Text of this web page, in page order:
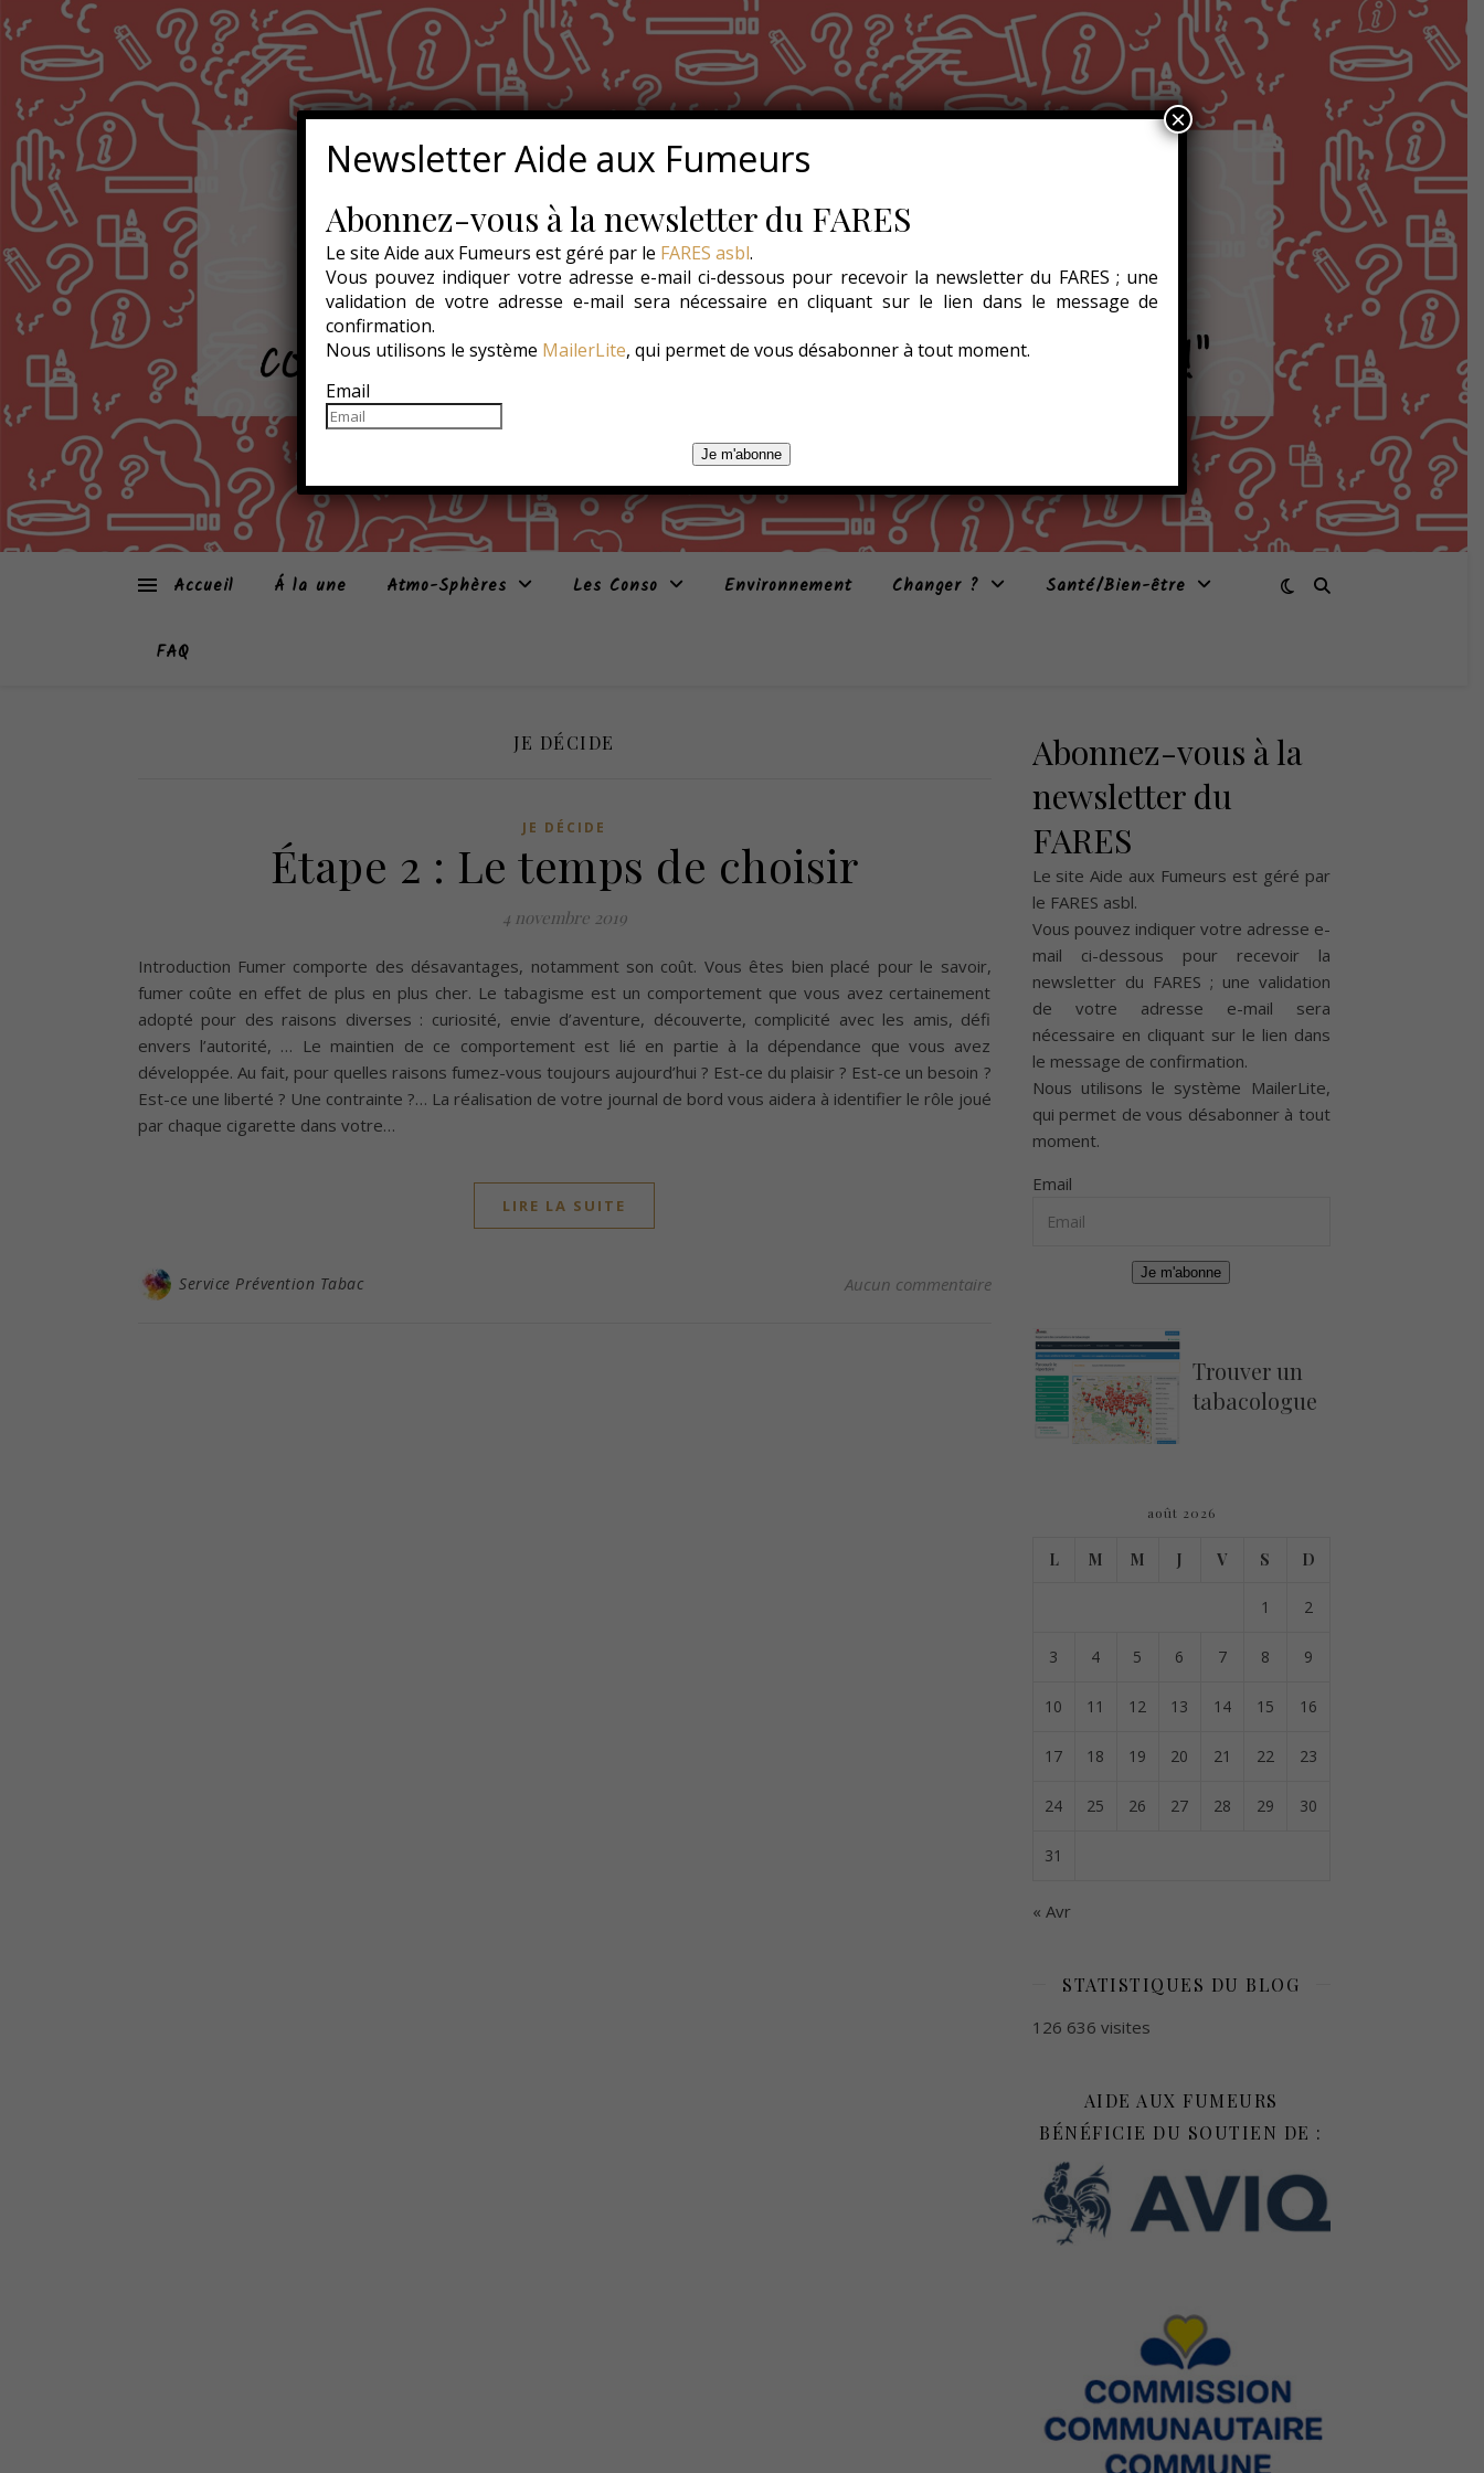
Accueil Á la une Atmo-Sphères Les Conso Environnement Changer ? Santé/Bien-être
FAQ
JE DÉCIDE
JE DÉCIDE
Étape 2 : Le temps de choisir
4 novembre 2019
Introduction Fumer comporte des désavantages, notamment son coût. Vous êtes bien placé pour le savoir,
fumer coûte en effet de plus en plus cher. Le tabagisme est un comportement que vous avez certainement
adopté pour des raisons diverses : curiosité, envie d’aventure, découverte, complicité avec les amis, défi
envers l’autorité, … Le maintien de ce comportement est lié en partie à la dépendance que vous avez
développée. Au fait, pour quelles raisons fumez-vous toujours aujourd’hui ? Est-ce du plaisir ? Est-ce un besoin ?
Est-ce une liberté ? Une contrainte ?… La réalisation de votre journal de bord vous aidera à identifier le rôle joué
par chaque cigarette dans votre…
LIRE LA SUITE
Service Prévention Tabac Aucun commentaire
Abonnez-vous à la
newsletter du
FARES
Le site Aide aux Fumeurs est géré par
le FARES asbl.
Vous pouvez indiquer votre adresse e-
mail ci-dessous pour recevoir la
newsletter du FARES ; une validation
de votre adresse e-mail sera
nécessaire en cliquant sur le lien dans
le message de confirmation.
Nous utilisons le système MailerLite,
qui permet de vous désabonner à tout
moment.
Email
Je m'abonne
Trouver un
tabacologue
août 2026
L M M J V S D
1 2
3 4 5 6 7 8 9
10 11 12 13 14 15 16
17 18 19 20 21 22 23
24 25 26 27 28 29 30
31
« Avr
STATISTIQUES DU BLOG
126 636 visites
AIDE AUX FUMEURS
BÉNÉFICIE DU SOUTIEN DE :
Newsletter Aide aux Fumeurs
Abonnez-vous à la newsletter du FARES
Le site Aide aux Fumeurs est géré par le FARES asbl.
Vous pouvez indiquer votre adresse e-mail ci-dessous pour recevoir la newsletter du FARES ; une
validation de votre adresse e-mail sera nécessaire en cliquant sur le lien dans le message de
confirmation.
Nous utilisons le système MailerLite, qui permet de vous désabonner à tout moment.
Email
Je m'abonne
×